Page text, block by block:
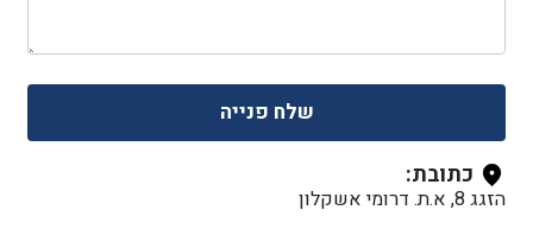
שלח פנייה
כתובת:
הזגג 8, א.ת. דרומי אשקלון